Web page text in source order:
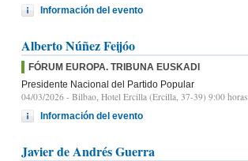
Información del evento
Alberto Núñez Feijóo
FÓRUM EUROPA. TRIBUNA EUSKADI
Presidente Nacional del Partido Popular
04/03/2026 - Bilbao, Hotel Ercilla (Ercilla, 37-39) 9:00 horas
Información del evento
Javier de Andrés Guerra